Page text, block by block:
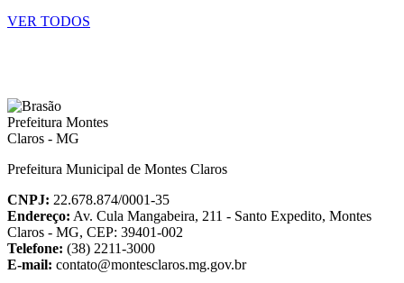
VER TODOS
Prefeitura Municipal de Montes Claros
CNPJ: 22.678.874/0001-35
Endereço: Av. Cula Mangabeira, 211 - Santo Expedito, Montes
Claros - MG, CEP: 39401-002
Telefone: (38) 2211-3000
E-mail: contato@montesclaros.mg.gov.br